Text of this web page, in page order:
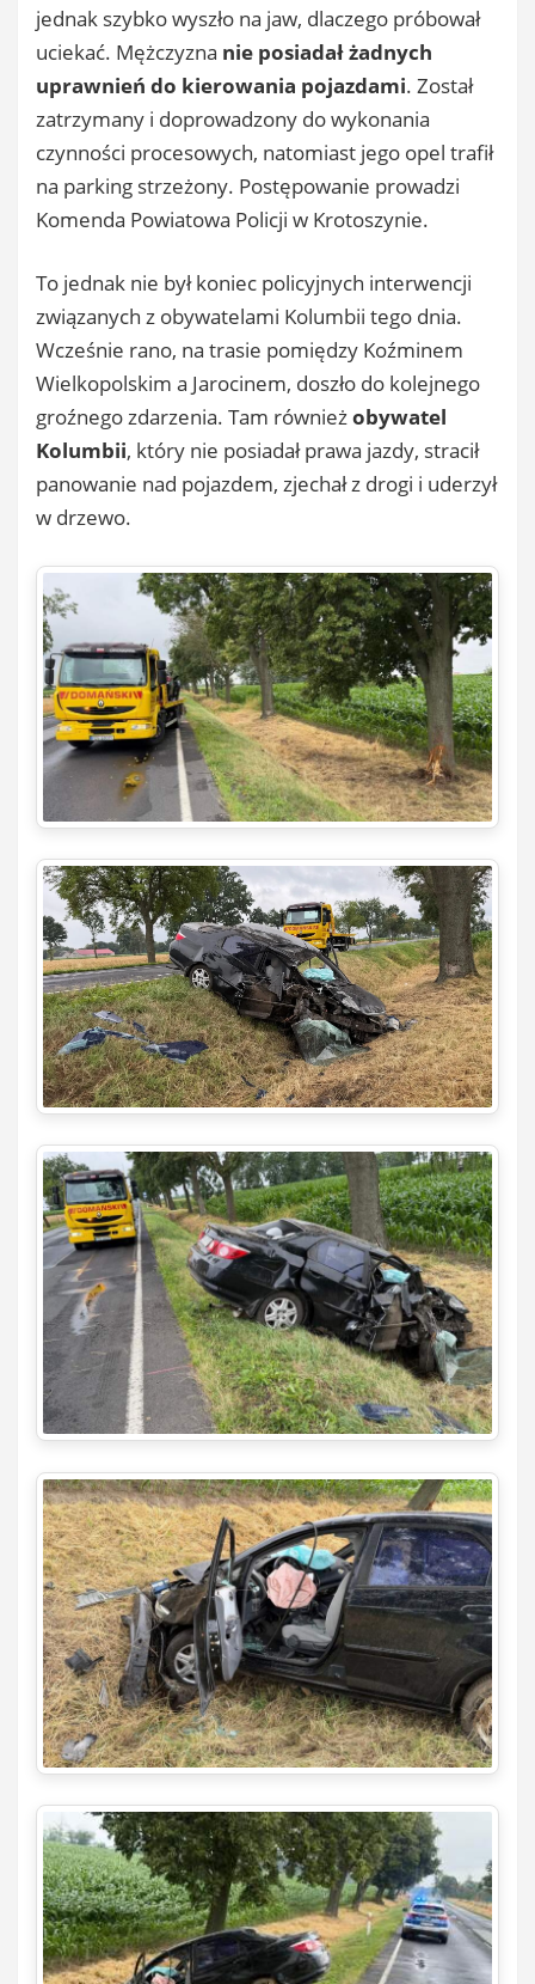
jednak szybko wyszło na jaw, dlaczego próbował
uciekać. Mężczyzna nie posiadał żadnych
uprawnień do kierowania pojazdami. Został
zatrzymany i doprowadzony do wykonania
czynności procesowych, natomiast jego opel trafił
na parking strzeżony. Postępowanie prowadzi
Komenda Powiatowa Policji w Krotoszynie.
To jednak nie był koniec policyjnych interwencji
związanych z obywatelami Kolumbii tego dnia.
Wcześnie rano, na trasie pomiędzy Koźminem
Wielkopolskim a Jarocinem, doszło do kolejnego
groźnego zdarzenia. Tam równieżobywatel
Kolumbii, który nie posiadał prawa jazdy, stracił
panowanie nad pojazdem, zjechał z drogi i uderzył
w drzewo.